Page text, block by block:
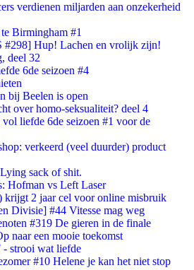
verdienen miljarden aan onzekerheid
Birmingham #1
Hup! Lachen en vrolijk zijn!
deel 32
6de seizoen #4
bij Beelen is open
over homo-seksualiteit? deel 4
liefde 6de seizoen #1 voor de
verkeerd (veel duurder) product
sack of shit.
Hofman vs Left Laser
krijgt 2 jaar cel voor online misbruik
Divisie] #44 Vitesse mag weg
#319 De gieren in de finale
naar een mooie toekomst
strooi wat liefde
#10 Helene je kan het niet stop